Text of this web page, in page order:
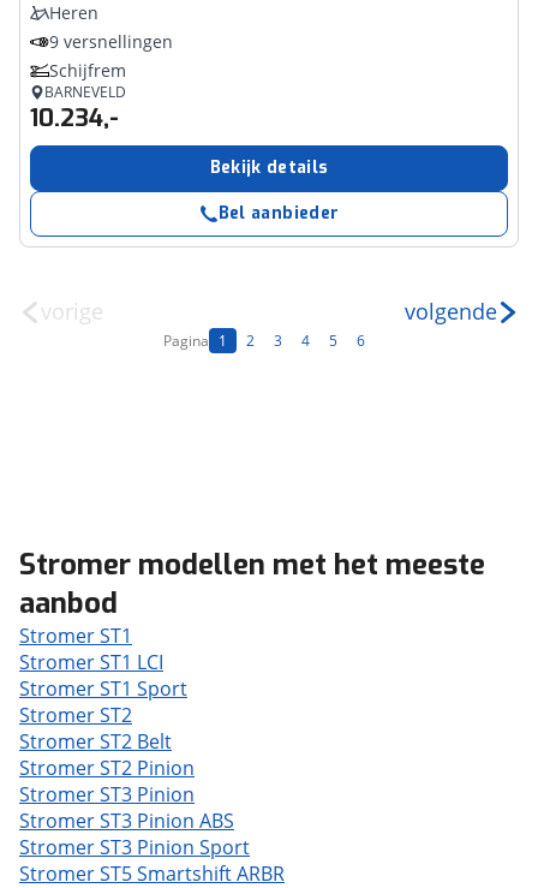
Heren
9 versnellingen
Schijfrem
BARNEVELD
10.234,-
Bekijk details
Bel aanbieder
vorige
Pagina 1 2 3 4 5 6
volgende
Stromer modellen met het meeste
aanbod
Stromer ST1
Stromer ST1 LCI
Stromer ST1 Sport
Stromer ST2
Stromer ST2 Belt
Stromer ST2 Pinion
Stromer ST3 Pinion
Stromer ST3 Pinion ABS
Stromer ST3 Pinion Sport
Stromer ST5 Smartshift ARBR